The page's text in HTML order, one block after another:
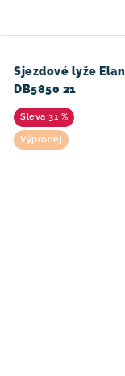
Sjezdové lyže Elan
DB5850 21
31 %
Výprodej